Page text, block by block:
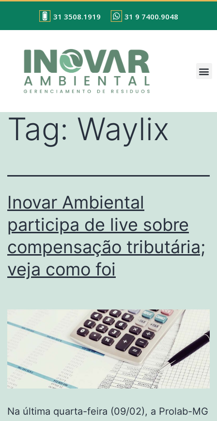
31 3508.1919 31 9 7400.9048
Tag: Waylix
Inovar Ambiental
participa de live sobre
compensação tributária;
veja como foi
Na última quarta-feira (09/02), a Prolab-MG